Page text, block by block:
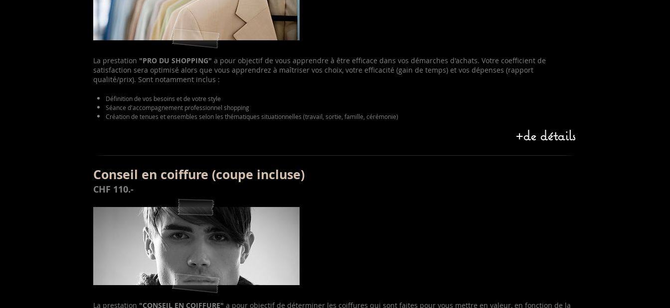
La prestation "PRO DU SHOPPING" a pour objectif de vous apprendre à être efficace dans vos démarches d'achats. Votre coefficient de
satisfaction sera optimisé alors que vous apprendrez à maîtriser vos choix, votre efficacité (gain de temps) et vos dépenses (rapport
qualité/prix). Sont notamment inclus :
Définition de vos besoins et de votre style
Séance d'accompagnement professionnel shopping
Création de tenues et ensembles selon les thématiques situationnelles (travail, sortie, famille, cérémonie)
+de détails
Conseil en coiffure (coupe incluse)
CHF 110.-
La prestation "CONSEIL EN COIFFURE" a pour objectif de déterminer les coiffures qui sont faites pour vous mettre en valeur, en fonction de la